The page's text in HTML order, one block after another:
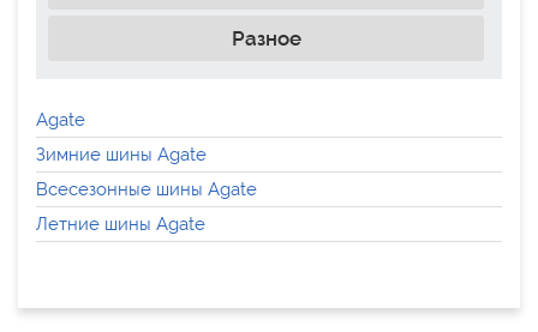
Разное
Agate
Зимние шины Agate
Всесезонные шины Agate
Летние шины Agate